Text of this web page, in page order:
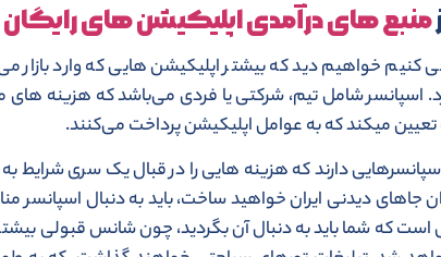
منبع های درآمدی اپلیکیشن های رایگان
خواهیم دید که بیشتر اپلیکیشن هایی که وارد بازار
اسپانسر شامل تیم، شرکتی یا فردی می‌باشد که هزینه
میکند که به عوامل اپلیکیشن پرداخت می‌کنند.
دارند که هزینه هایی را در قبال یک سری
دیدنی ایران خواهید ساخت، باید به دنبال اسپانسر
که شما باید به دنبال آن بگردید، چون شانس قبولی